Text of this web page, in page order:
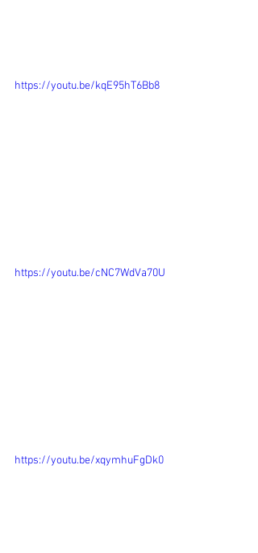
https://youtu.be/kqE95hT6Bb8
https://youtu.be/cNC7WdVa70U
https://youtu.be/xqymhuFgDk0